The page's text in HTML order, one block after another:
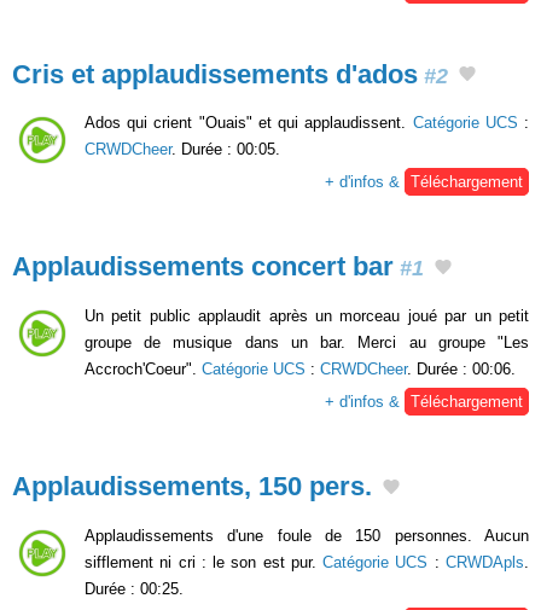
Cris et applaudissements d'ados #2
Ados qui crient "Ouais" et qui applaudissent. Catégorie UCS :
CRWDCheer. Durée : 00:05.
+ d'infos & Téléchargement
Applaudissements concert bar #1
Un petit public applaudit après un morceau joué par un petit
groupe de musique dans un bar. Merci au groupe "Les
Accroch'Coeur". Catégorie UCS : CRWDCheer. Durée : 00:06.
+ d'infos &
Téléchargement
Applaudissements, 150 pers.
Applaudissements d'une foule de 150 personnes. Aucun
sifflement ni cri : le son est pur.Catégorie UCS :CRWDApls
Durée : 00:25.